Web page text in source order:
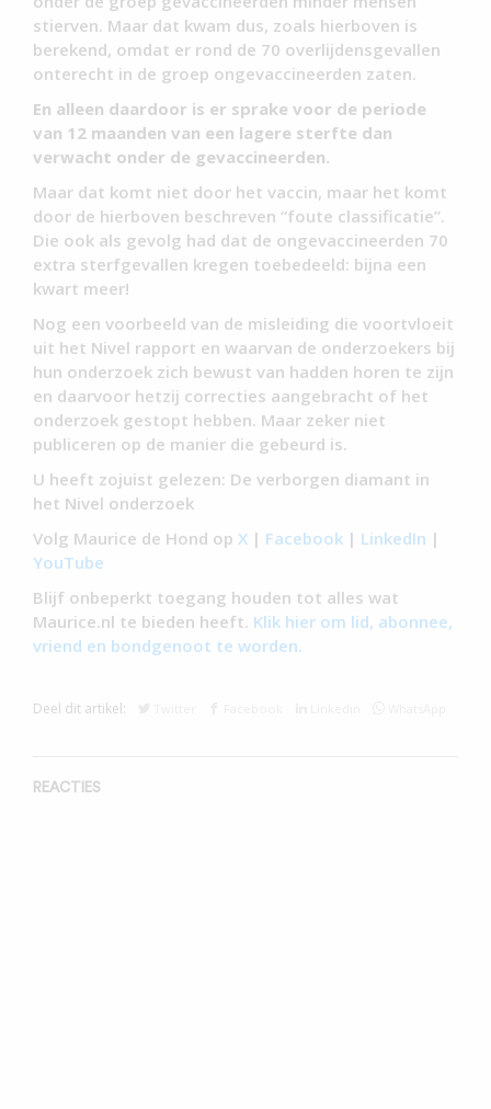
stierven. Maar dat kwam dus, zoals hierboven is
berekend, omdat er rond de 70 overlijdensgevallen
onterecht in de groep ongevaccineerden zaten.
En alleen daardoor is er sprake voor de periode
van 12 maanden van een lagere sterfte dan
verwacht onder de gevaccineerden.
Maar dat komt niet door het vaccin, maar het komt
door de hierboven beschreven “foute classificatie”.
Die ook als gevolg had dat de ongevaccineerden 70
extra sterfgevallen kregen toebedeeld: bijna een
kwart meer!
Nog een voorbeeld van de misleiding die voortvloeit
uit het Nivel rapport en waarvan de onderzoekers bij
hun onderzoek zich bewust van hadden horen te zijn
en daarvoor hetzij correcties aangebracht of het
onderzoek gestopt hebben. Maar zeker niet
publiceren op de manier die gebeurd is.
U heeft zojuist gelezen: De verborgen diamant in
het Nivel onderzoek
Volg Maurice de Hond op X | Facebook | LinkedIn |
YouTube
Blijf onbeperkt toegang houden tot alles wat
Maurice.nl te bieden heeft. Klik hier om lid, abonnee,
vriend en bondgenoot te worden.
Deel dit artikel:
REACTIES